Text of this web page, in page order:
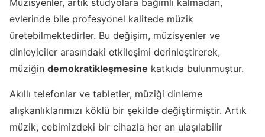
Müzisyenler, artık stüdyolara bağımlı kalmadan,
evlerinde bile profesyonel kalitede müzik
üretebilmektedirler. Bu değişim, müzisyenler ve
dinleyiciler arasındaki etkileşimi derinleştirerek,
müziğin demokratikleşmesine katkıda bulunmuştur.
Akıllı telefonlar ve tabletler, müziği dinleme
alışkanlıklarımızı köklü bir şekilde değiştirmiştir. Artık
müzik, cebimizdeki bir cihazla her an ulaşılabilir